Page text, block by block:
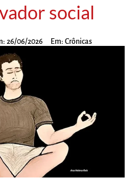
social
26/06/2026 Em: Crônicas